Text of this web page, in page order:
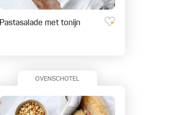
Pastasalade met tonijn
OVENSCHOTEL